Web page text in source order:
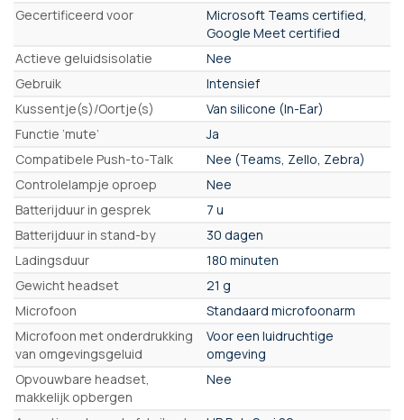
Gecertificeerd voor
Microsoft Teams certified,
Google Meet certified
Actieve geluidsisolatie
Nee
Gebruik
Intensief
Kussentje(s)/Oortje(s)
Van silicone (In-Ear)
Functie ‘mute’
Ja
Compatibele Push-to-Talk
Nee (Teams, Zello, Zebra)
Controlelampje oproep
Nee
Batterijduur in gesprek
7 u
Batterijduur in stand-by
30 dagen
Ladingsduur
180 minuten
Gewicht headset
21 g
Microfoon
Standaard microfoonarm
Microfoon met onderdrukking
van omgevingsgeluid
Voor een luidruchtige
omgeving
Opvouwbare headset,
makkelijk opbergen
Nee